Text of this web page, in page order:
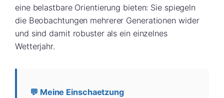
eine belastbare Orientierung bieten: Sie spiegeln
die Beobachtungen mehrerer Generationen wider
und sind damit robuster als ein einzelnes
Wetterjahr.
💬 Meine Einschaetzung